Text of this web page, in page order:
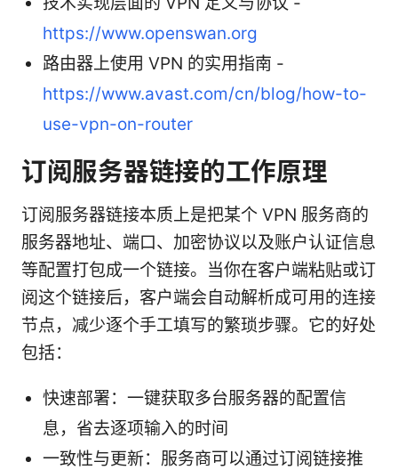
https://www.openswan.org
路由器上使用 VPN 的实用指南 -
https://www.avast.com/cn/blog/how-to-
use-vpn-on-router
订阅服务器链接的工作原理
订阅服务器链接本质上是把某个 VPN 服务商的
服务器地址、端口、加密协议以及账户认证信息
等配置打包成一个链接。当你在客户端粘贴或订
阅这个链接后，客户端会自动解析成可用的连接
节点，减少逐个手工填写的繁琐步骤。它的好处
包括：
快速部署：一键获取多台服务器的配置信
息，省去逐项输入的时间
一致性与更新：服务商可以通过订阅链接推